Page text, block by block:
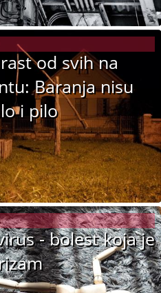
od svih na
Baranja nisu
i pilo
- bolest koja je